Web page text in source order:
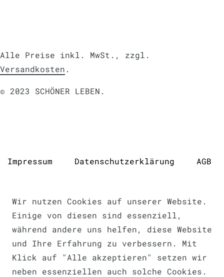
Wir nutzen Cookies auf unserer Website.
Einige von diesen sind essenziell,
während andere uns helfen, diese Website
und Ihre Erfahrung zu verbessern. Mit
Klick auf "Alle akzeptieren" setzen wir
neben essenziellen auch solche Cookies.
Alle Preise inkl. MwSt., zzgl.
Versandkosten .
© 2023 SCHÖNER LEBEN.
Impressum Daten­schutz­erklärung AGB